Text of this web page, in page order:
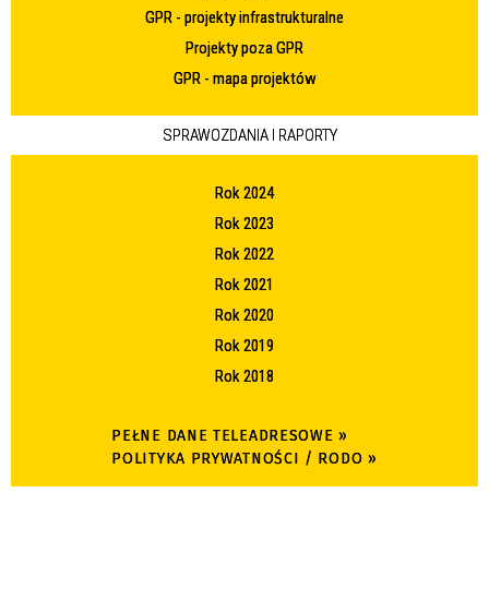
GPR - projekty infrastrukturalne
Projekty poza GPR
GPR - mapa projektów
SPRAWOZDANIA I RAPORTY
Rok 2024
Rok 2023
Rok 2022
Rok 2021
Rok 2020
Rok 2019
Rok 2018
PEŁNE DANE TELEADRESOWE »
POLITYKA PRYWATNOŚCI / RODO »